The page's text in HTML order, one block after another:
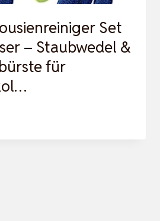
Set
– Staubwedel &
für